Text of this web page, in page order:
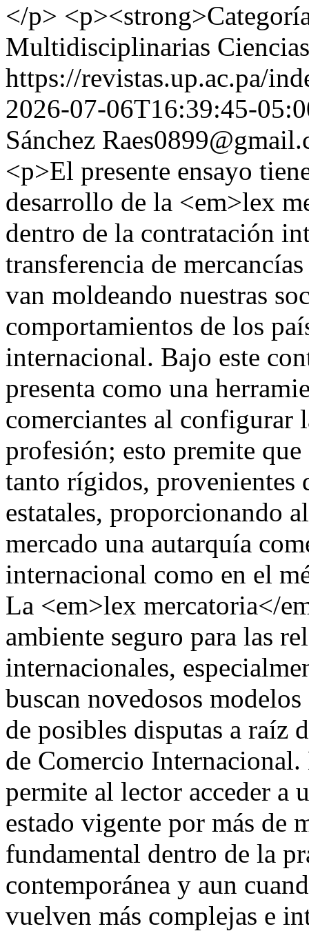
</p>
Multidisciplinarias
https://revistas.up.ac.pa/
2026-07-06T16:39:45-
Sánchez
<p>El presente ensayo
desarrollo de la <em>lex
dentro de la contratación
transferencia de
van moldeando nuestras
comportamientos de los
internacional. Bajo este
presenta como una
comerciantes al configurar
profesión; esto premite
tanto rígidos, provenientes
estatales, proporcionando
mercado una autarquía
internacional como en el
La <em>lex mercatoria</
ambiente seguro para las
internacionales,
buscan novedosos
de posibles disputas a raíz
de Comercio Internacional.
permite al lector acceder a
estado vigente por más de
fundamental dentro de la
contemporánea y aun
vuelven más complejas e